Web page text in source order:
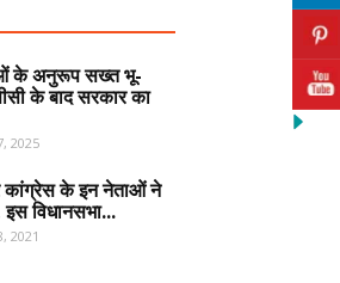
के अनुरूप सख्त भू-
के बाद सरकार का
2025
कांग्रेस के इन नेताओं ने
इस विधानसभा...
2021